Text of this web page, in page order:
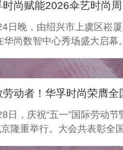
能裹住情
服将“家的温
面料，无需
柔雾，便能
居家软意，
家成为接住
地。
时尚赋能2026伞艺时尚
日晚，由绍兴市上虞区崧
华尚数智中心秀场盛大启幕
劳动者！华孚时尚荣膺
日，庆祝“五一”国际劳动
隆重举行。大会共表彰全